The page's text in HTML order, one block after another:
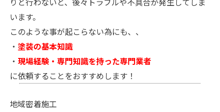
います。
このような事が起こらない為にも、、
・ 塗装の基本知識
・ 現場経験・専門知識を持った専門業者
に依頼することをおすすめします！
地域密着施工